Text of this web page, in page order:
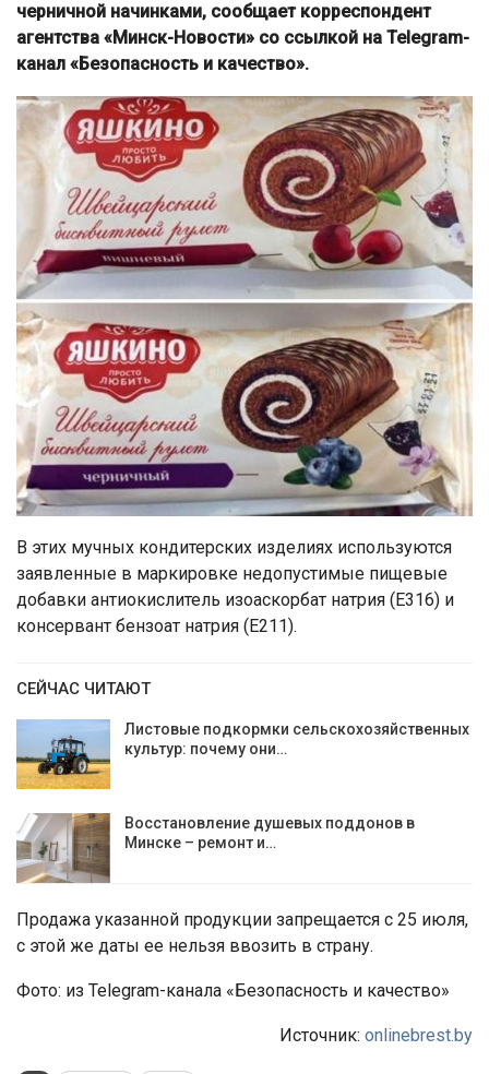
черничной начинками, сообщает корреспондент
агентства «Минск-Новости» со ссылкой на Telegram-
канал «Безопасность и качество».
В этих мучных кондитерских изделиях используются
заявленные в маркировке недопустимые пищевые
добавки антиокислитель изоаскорбат натрия (Е316) и
консервант бензоат натрия (Е211).
СЕЙЧАС ЧИТАЮТ
Листовые подкормки сельскохозяйственных
культур: почему они…
Восстановление душевых поддонов в
Минске – ремонт и…
Продажа указанной продукции запрещается с 25 июля,
с этой же даты ее нельзя ввозить в страну.
Фото: из Telegram-канала «Безопасность и качество»
Источник: onlinebrest.by